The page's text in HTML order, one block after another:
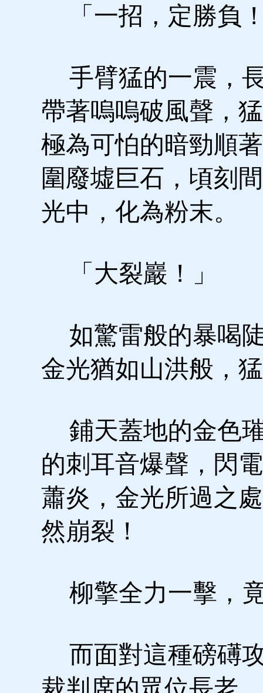
「一招，定勝負
手臂猛的一震，
帶著嗚嗚破風聲，
極為可怕的暗勁順
圍廢墟巨石，頃刻
光中，化為粉末。
「大裂巖！」
如驚雷般的暴喝
金光猶如山洪般，
鋪天蓋地的金色
的刺耳音爆聲，閃
蕭炎，金光所過之
然崩裂！
柳擎全力一擊，
而面對這種磅礡